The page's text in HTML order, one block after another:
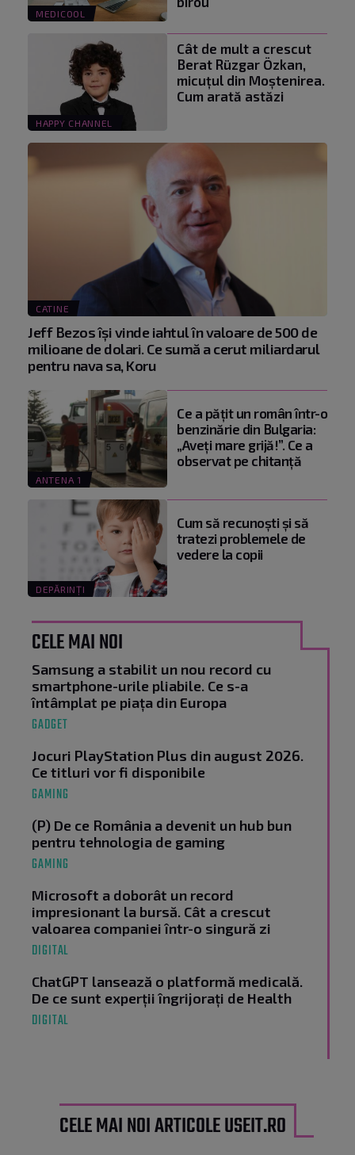
MEDICOOL
HAPPY CHANNEL
Cât de mult a crescut
Berat Rüzgar Özkan,
micuțul din Moștenirea.
Cum arată astăzi
CATINE
Jeff Bezos își vinde iahtul în valoare de 500 de
milioane de dolari. Ce sumă a cerut miliardarul
pentru nava sa, Koru
ANTENA 1
Ce a pățit un român într-o
benzinărie din Bulgaria:
„Aveți mare grijă!”. Ce a
observat pe chitanță
DEPĂRINȚI
Cum să recunoști și să
tratezi problemele de
vedere la copii
CELE MAI NOI
Samsung a stabilit un nou record cu
smartphone-urile pliabile. Ce s-a
întâmplat pe piața din Europa
GADGET
Jocuri PlayStation Plus din august 2026.
Ce titluri vor fi disponibile
GAMING
(P) De ce România a devenit un hub bun
pentru tehnologia de gaming
GAMING
Microsoft a doborât un record
impresionant la bursă. Cât a crescut
valoarea companiei într-o singură zi
DIGITAL
ChatGPT lansează o platformă medicală.
De ce sunt experții îngrijorați de Health
DIGITAL
CELE MAI NOI ARTICOLE USEIT.RO